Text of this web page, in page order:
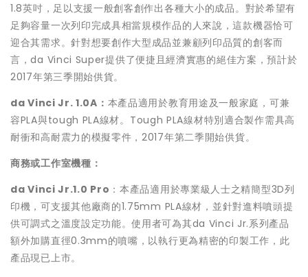
1.8英吋，足以支援一般創客創作出各種大小的成品。對於希望有
足夠容量一次列印完成具相當規模作品的人來說，這款機器恰可
迎合其需求。針對想要創作大型成品並兼顧列印品質的創客而
言，da Vinci Super提供了便捷且經濟實惠的絕佳方案，預計於
2017年第三季開始供貨。
da Vinci Jr. 1.0A ： 本產品適用於教育用途及一般家庭，可兼
容PLA與tough PLA線材。Tough PLA線材特別適合製作需具高
耐衝和高耐震力的模擬零件，2017年第二季開始供貨。
商務或工作室機種：
da Vinci Jr.1.0 Pro ：本產品適用於專業級人士之精簡型3D列
印機，可支援其他廠商的1.75mm PLA線材，並針對進料噴頭提
供可調式之溫度設定功能。使用者可為其da Vinci Jr.系列產品
額外加購直徑0.3mm的噴嘴，以執行更為精密的印製工作，此
產品現已上市。